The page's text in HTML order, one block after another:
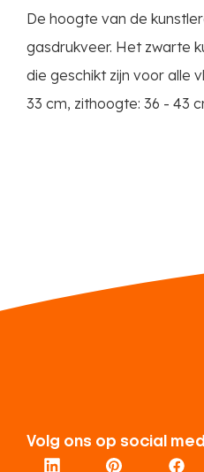
De hoogte van de
gasdrukveer. Het zwarte
die geschikt zijn voor alle
33 cm, zithoogte: 36 - 43
Volg ons op social